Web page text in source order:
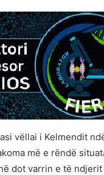
vëllai i Kelmendit
më e rëndë
dot varrin e të